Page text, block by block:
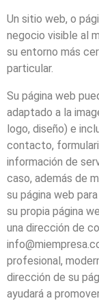
Un sitio web, o
negocio visible al
su entorno más
particular.
Su página web
adaptado a la
logo, diseño) e
contacto,
información de
caso, además de
su página web
su propia página
una dirección de
profesional,
dirección de su
ayudará a